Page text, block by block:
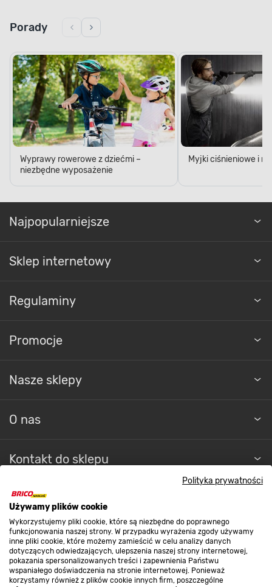
Polityka prywatności
Używamy plików cookie
Wykorzystujemy pliki cookie, które są niezbędne do poprawnego
funkcjonowania naszej strony. W przypadku wyrażenia zgody używamy
inne pliki cookie, które możemy zamieścić w celu analizy danych
dotyczących odwiedzających, ulepszenia naszej strony internetowej,
pokazania spersonalizowanych treści i zapewnienia Państwu
wspaniałego doświadczenia na stronie internetowej. Ponieważ
korzystamy również z plików cookie innych firm, poszczególne
Porady
Wyprawy rowerowe z dziećmi –
niezbędne wyposażenie
Myjki ciśnieniowe i
Najpopularniejsze
Sklep internetowy
Regulaminy
Promocje
Nasze sklepy
O nas
Kontakt do sklepu
Strefa biznesu
Dołącz do nas